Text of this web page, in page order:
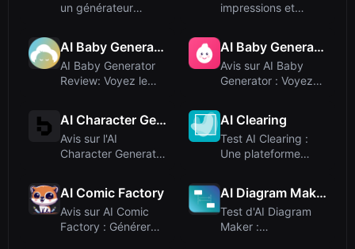
un générateur
impressions et
AI Baby Generator
AI Baby Generator
Review: Voyez le
AI Baby Generator
Avis sur AI Baby
Generator : Voyez
AI Character Generator
Avis sur l'AI
Character Generator
AI Clearing
Test AI Clearing :
Une plateforme
AI Comic Factory
Avis sur AI Comic
Factory : Générer
AI Diagram Maker
Test d'AI Diagram
Maker :